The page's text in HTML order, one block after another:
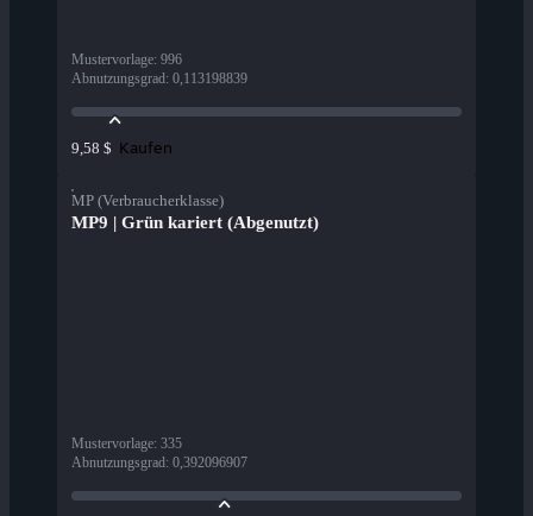
Mustervorlage: 996
Abnutzungsgrad: 0,113198839
9,58 $ Kaufen
MP (Verbraucherklasse)
MP9 | Grün kariert (Abgenutzt)
Mustervorlage: 335
Abnutzungsgrad: 0,392096907